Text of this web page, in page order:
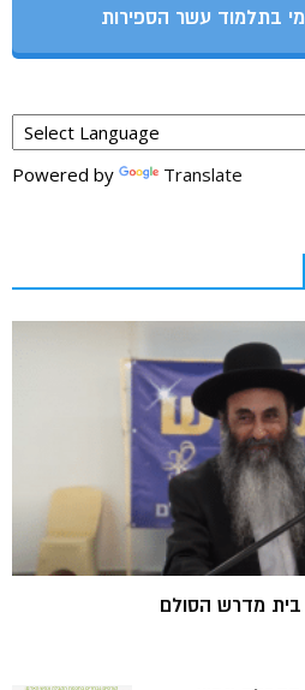
בתלמוד עשר הספירות
Powered by Translate
בית מדרש הסולם